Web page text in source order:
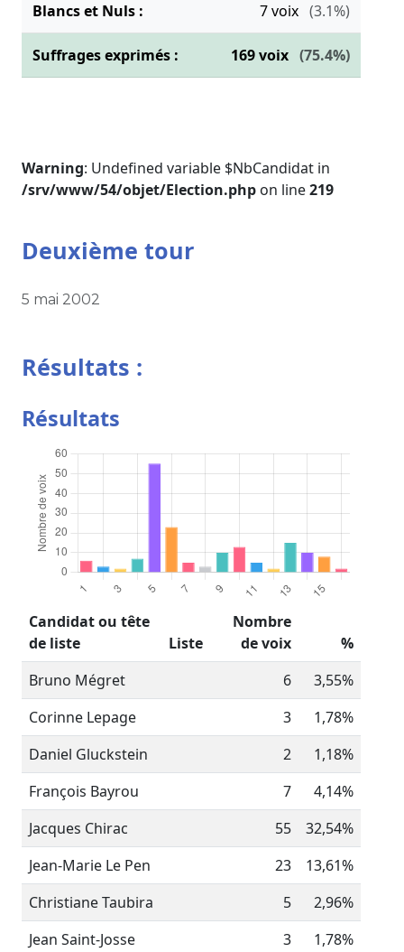
Blancs et Nuls : 7voix (3.1%)
Suffrages exprimés : 169voix (75.4%)
Warning: Undefined variable $NbCandidat in
/srv/www/54/objet/Election.php on line219
Deuxième tour
5 mai 2002
Résultats :
Résultats
Candidat ou tête
de liste
Liste
Nombre
de voix
%
Bruno Mégret
6
3,55%
Corinne Lepage
3
1,78%
Daniel Gluckstein
2
1,18%
François Bayrou
7
4,14%
Jacques Chirac
55
32,54%
Jean-Marie Le Pen
23
13,61%
Christiane Taubira
5
2,96%
Jean Saint-Josse
3
1,78%